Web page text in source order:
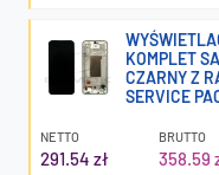
KOMPLET
CZARNY Z
SERVICE
NETTO
291.54 zł
BRUTTO
358.59